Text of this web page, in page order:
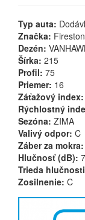
Typ auta:
Značka:
Dezén:
Šírka: 215
Profil: 75
Priemer: 16
Záťažový index:
Rýchlostný
Sezóna: ZIMA
Valivý odpor: C
Záber za mokra:
Hlučnosť (dB):
Trieda
Zosilnenie: C